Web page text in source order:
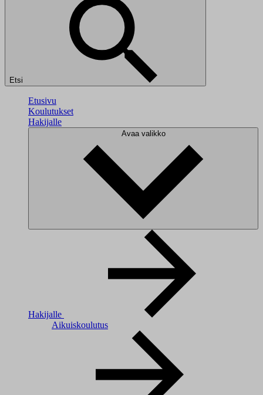
Etsi
Etusivu
Koulutukset
Hakijalle
Avaa valikko
Hakijalle
Aikuiskoulutus